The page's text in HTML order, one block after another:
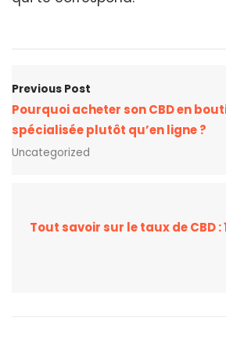
Previous Post
Pourquoi acheter son CBD en
spécialisée plutôt qu’en ligne ?
Uncategorized
Tout savoir sur le taux de CBD :